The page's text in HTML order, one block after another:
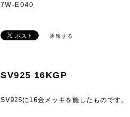
7W-E040
通報する
SV925 16KGP
SV925に16金メッキを施したものです。